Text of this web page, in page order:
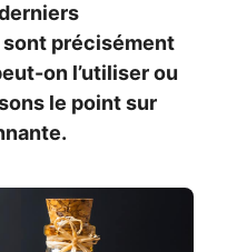
sont précisément
on l’utiliser ou
le point sur